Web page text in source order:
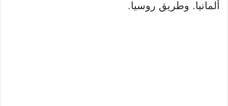
ألمانيا. وطريق روسيا.